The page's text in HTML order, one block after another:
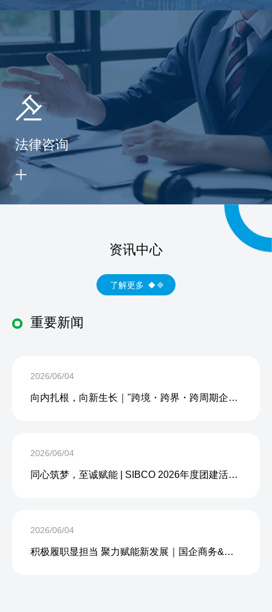
法律咨询
资讯中心
了解更多
重要新闻
2026/06/04
向内扎根，向新生长｜"跨境・跨界・跨周期企业内生力沙龙"成功举办
2026/06/04
同心筑梦，至诚赋能 | SIBCO 2026年度团建活动圆满收官
2026/06/04
积极履职显担当 聚力赋能新发展｜国企商务&中企人力出席上海现代服务业联合会第五届会员大会第三次会议暨2026服务业高质量发展大会